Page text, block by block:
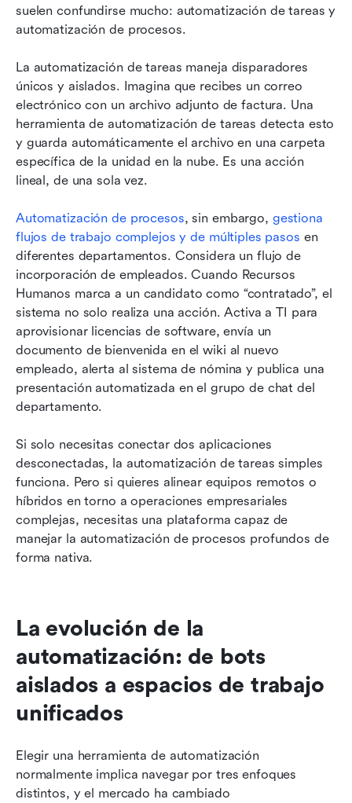
suelen confundirse mucho: automatización de tareas y
automatización de procesos.
La automatización de tareas maneja disparadores
únicos y aislados. Imagina que recibes un correo
electrónico con un archivo adjunto de factura. Una
herramienta de automatización de tareas detecta esto
y guarda automáticamente el archivo en una carpeta
específica de la unidad en la nube. Es una acción
lineal, de una sola vez.
Automatización de procesos, sin embargo, gestiona
flujos de trabajo complejos y de múltiples pasos en
diferentes departamentos. Considera un flujo de
incorporación de empleados. Cuando Recursos
Humanos marca a un candidato como “contratado”, el
sistema no solo realiza una acción. Activa a TI para
aprovisionar licencias de software, envía un
documento de bienvenida en el wiki al nuevo
empleado, alerta al sistema de nómina y publica una
presentación automatizada en el grupo de chat del
departamento.
Si solo necesitas conectar dos aplicaciones
desconectadas, la automatización de tareas simples
funciona. Pero si quieres alinear equipos remotos o
híbridos en torno a operaciones empresariales
complejas, necesitas una plataforma capaz de
manejar la automatización de procesos profundos de
forma nativa.
La evolución de la
automatización: de bots
aislados a espacios de trabajo
unificados
Elegir una herramienta de automatización
normalmente implica navegar por tres enfoques
distintos, y el mercado ha cambiado